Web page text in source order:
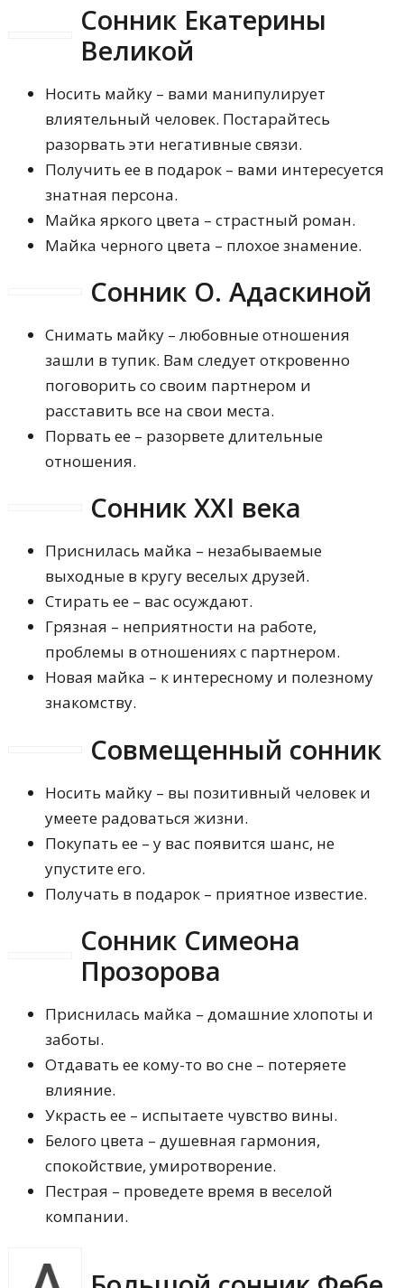
Сонник Екатерины
Великой
Носить майку – вами манипулирует
влиятельный человек. Постарайтесь
разорвать эти негативные связи.
Получить ее в подарок – вами интересуется
знатная персона.
Майка яркого цвета – страстный роман.
Майка черного цвета – плохое знамение.
Сонник О. Адаскиной
Снимать майку – любовные отношения
зашли в тупик. Вам следует откровенно
поговорить со своим партнером и
расставить все на свои места.
Порвать ее – разорвете длительные
отношения.
Сонник XXI века
Приснилась майка – незабываемые
выходные в кругу веселых друзей.
Стирать ее – вас осуждают.
Грязная – неприятности на работе,
проблемы в отношениях с партнером.
Новая майка – к интересному и полезному
знакомству.
Совмещенный сонник
Носить майку – вы позитивный человек и
умеете радоваться жизни.
Покупать ее – у вас появится шанс, не
упустите его.
Получать в подарок – приятное известие.
Сонник Симеона
Прозорова
Приснилась майка – домашние хлопоты и
заботы.
Отдавать ее кому-то во сне – потеряете
влияние.
Украсть ее – испытаете чувство вины.
Белого цвета – душевная гармония,
спокойствие, умиротворение.
Пестрая – проведете время в веселой
компании.